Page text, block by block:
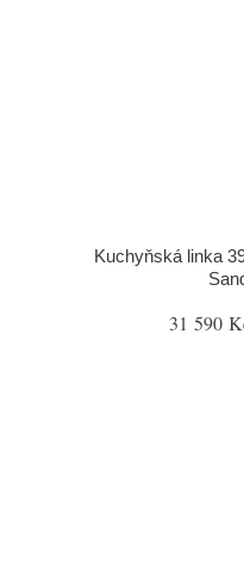
Kuchyňská linka
31 590